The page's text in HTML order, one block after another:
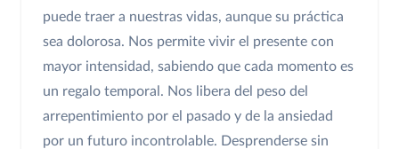
puede traer a nuestras vidas, aunque su práctica
sea dolorosa. Nos permite vivir el presente con
mayor intensidad, sabiendo que cada momento es
un regalo temporal. Nos libera del peso del
arrepentimiento por el pasado y de la ansiedad
por un futuro incontrolable. Desprenderse sin